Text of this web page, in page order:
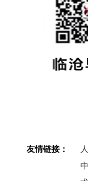
友情链接：